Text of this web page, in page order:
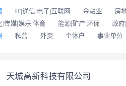
IT|通信|电子|互联网 金融业 房
|传媒|娱乐|体育
能源|矿产|环保 政
私营 外资 个体户 事业单位
天城高新科技有限公司